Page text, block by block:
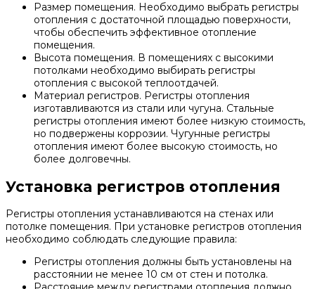
Размер помещения. Необходимо выбрать регистры
отопления с достаточной площадью поверхности,
чтобы обеспечить эффективное отопление
помещения.
Высота помещения. В помещениях с высокими
потолками необходимо выбирать регистры
отопления с высокой теплоотдачей.
Материал регистров. Регистры отопления
изготавливаются из стали или чугуна. Стальные
регистры отопления имеют более низкую стоимость,
но подвержены коррозии. Чугунные регистры
отопления имеют более высокую стоимость, но
более долговечны.
Установка регистров отопления
Регистры отопления устанавливаются на стенах или
потолке помещения. При установке регистров отопления
необходимо соблюдать следующие правила:
Регистры отопления должны быть установлены на
расстоянии не менее 10 см от стен и потолка.